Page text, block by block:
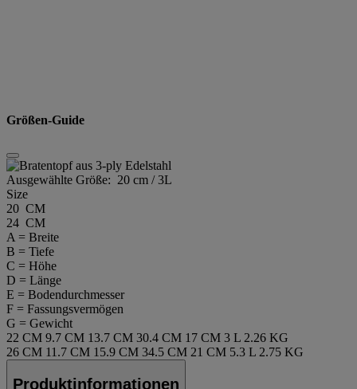
Größen-Guide
Ausgewählte Größe: 20 cm / 3L
Size
20 CM
24 CM
A = Breite
B = Tiefe
C = Höhe
D = Länge
E = Bodendurchmesser
F = Fassungsvermögen
G = Gewicht
22 CM 9.7 CM 13.7 CM 30.4 CM 17 CM 3 L 2.26 KG
26 CM 11.7 CM 15.9 CM 34.5 CM 21 CM 5.3 L 2.75 KG
Produktinformationen